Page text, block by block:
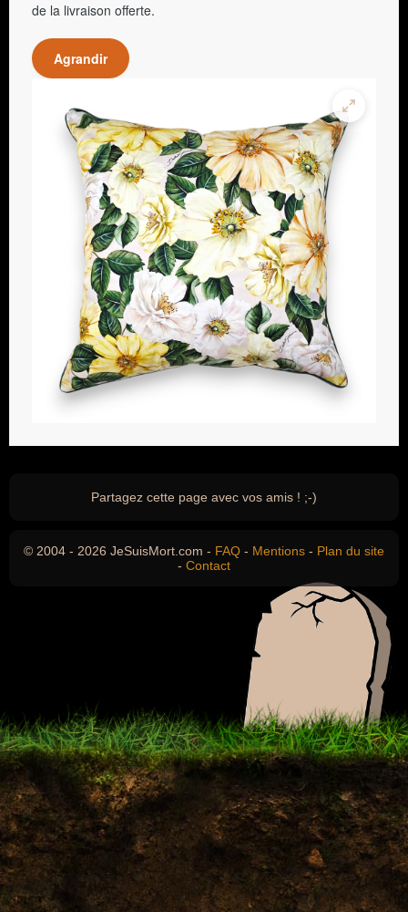
de la livraison offerte.
Agrandir
Partagez cette page avec vos amis ! ;-)
© 2004 - 2026 JeSuisMort.com - FAQ - Mentions - Plan du site
- Contact